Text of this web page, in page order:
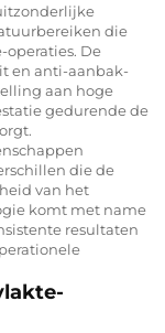
die
operaties. De
en anti-aanbak-
aan hoge
gedurende de
die de
van het
komt met name
resultaten